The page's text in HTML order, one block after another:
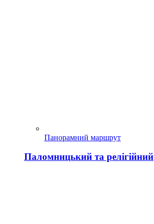
Панорамний маршрут
Паломницький та релігійний